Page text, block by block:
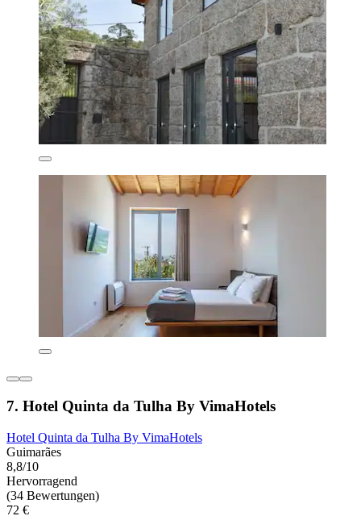
7. Hotel Quinta da Tulha By VimaHotels
Hotel Quinta da Tulha By VimaHotels
Guimarães
8,8/10
Hervorragend
(34 Bewertungen)
72 €